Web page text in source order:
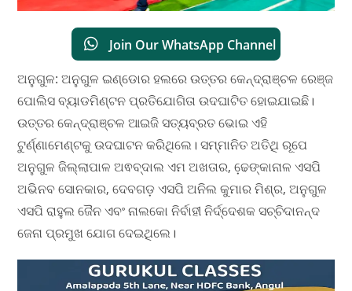
Join Our WhatsApp Channel
ଅନୁଗୁଳ: ଅନୁଗୁଳ ଇଣ୍ଡୋର ହଲରେ ଉତ୍ତର କେନ୍ଦ୍ରାଞ୍ଚଳ ରେଞ୍ଜ
ପୋଲିସ ବ୍ୟାଡମିଣ୍ଟନ ପ୍ରତିଯୋଗିତା ଉଦଘାଟିତ ହୋଇଯାଇଛି।
ଉତ୍ତର କେନ୍ଦ୍ରାଞ୍ଚଳ ଆଇଜି ସତ୍ୟବ୍ରତ ଭୋଇ ଏହି
ଟୁର୍ଣ୍ଣାମେଣ୍ଟକୁ ଉଦଘାଟନ କରିଥିଲେ। ସମ୍ମାନିତ ଅତିଥି ରୂପେ
ଅନୁଗୁଳ ଜିଲ୍ଲାପାଳ ଅଵବ୍ଦାଲ ଏମ ଅଖତାର, ଢେ଼ଙ୍କାନାଳ ଏସପି
ଅଭିନବ ସୋନକାର, ଦେବଗଡ଼ ଏସପି ଅନିଲ କୁମାର ମିଶ୍ର, ଅନୁଗୁଳ
ଏସପି ରାହୁଲ ଜୈନ ଏବଂ ନାଲକୋ ନିର୍ବାହୀ ନିର୍ଦ୍ଦେଶକ ସଚ୍ଚିଦାନନ୍ଦ
ଜେନା ପ୍ରମୁଖ ଯୋଗ ଦେଇଥିଲେ।